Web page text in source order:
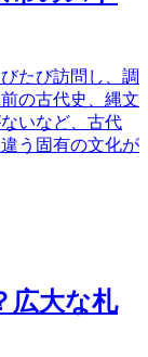
たび訪問し、調
の古代史、縄文
いなど、古代
う固有の文化が
広大な札